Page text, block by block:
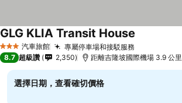
3 星級 汽車旅館 專屬停車場和接駁服務
GLG KLIA Transit House
8.7 超級讚 2,350 距離吉隆坡國際機場 3.9 公里
選擇日期，查看確切價格